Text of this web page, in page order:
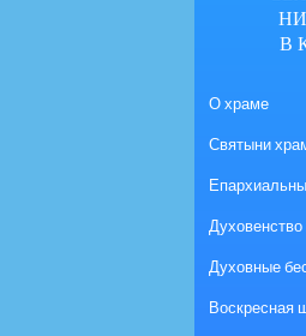
В
О храме
Святыни
Духовные
Воскресная